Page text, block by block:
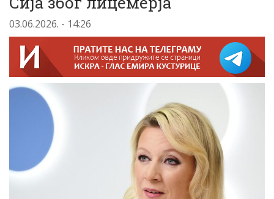
03.06.2026. - 14:26